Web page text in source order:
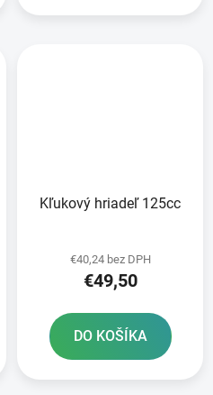
Kľukový hriadeľ 125cc
€40,24 bez DPH
€49,50
DO KOŠÍKA